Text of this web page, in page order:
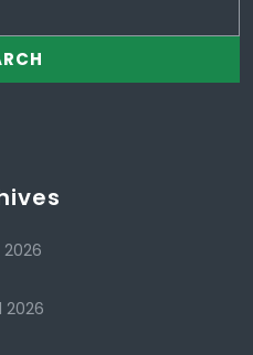
2026
2026